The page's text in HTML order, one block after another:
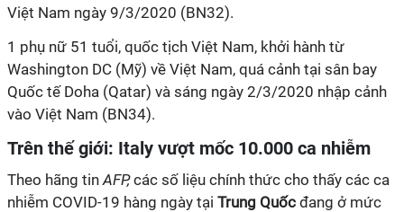
Việt Nam ngày 9/3/2020 (BN32).
1 phụ nữ 51 tuổi, quốc tịch Việt Nam, khởi hành từ
Washington DC (Mỹ) về Việt Nam, quá cảnh tại sân bay
Quốc tế Doha (Qatar) và sáng ngày 2/3/2020 nhập cảnh
vào Việt Nam (BN34).
Trên thế giới: Italy vượt mốc 10.000 ca nhiễm
Theo hãng tinAFP,các số liệu chính thức cho thấy các ca
nhiễm COVID-19 hàng ngày tại Trung Quốc đang ở mức